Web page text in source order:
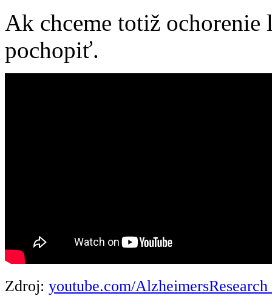
Ak chceme totiž
pochopiť.
Zdroj: youtube.com/